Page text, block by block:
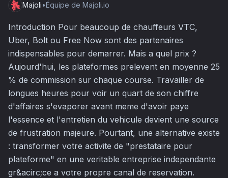
Majoli•Équipe de Majoli.io
Introduction Pour beaucoup de chauffeurs VTC,
Uber, Bolt ou Free Now sont des partenaires
indispensables pour demarrer. Mais a quel prix ?
Aujourd'hui, les plateformes prelevent en moyenne 25
% de commission sur chaque course. Travailler de
longues heures pour voir un quart de son chiffre
d'affaires s'evaporer avant meme d'avoir paye
l'essence et l'entretien du vehicule devient une source
de frustration majeure. Pourtant, une alternative existe
: transformer votre activite de "prestataire pour
plateforme" en une veritable entreprise independante
gr&acirc;ce a votre propre canal de reservation.